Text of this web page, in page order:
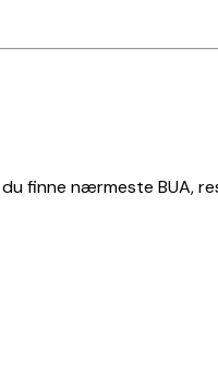
finne nærmeste BUA,